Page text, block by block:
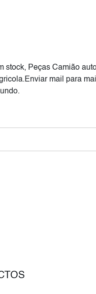
stock, Peças Camião
mail para